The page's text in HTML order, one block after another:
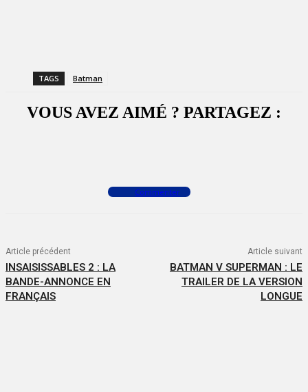
TAGS Batman
VOUS AVEZ AIMÉ ? PARTAGEZ :
Commenter
Article précédent
INSAISISSABLES 2 : LA
BANDE-ANNONCE EN
FRANÇAIS
Article suivant
BATMAN V SUPERMAN : LE
TRAILER DE LA VERSION
LONGUE